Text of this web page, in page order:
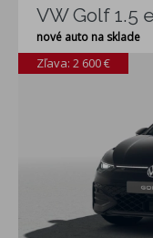
VW Golf 1.5
nové auto na sklade
Zľava: 2 600 €